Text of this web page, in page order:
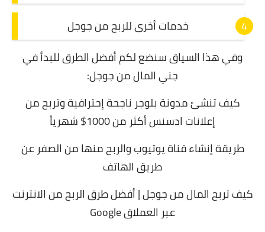
خدمات أخرى للربح من جوجل
وفي هذا السياق سنضع لكم أفضل الطرق للبدأ في
جني المال من جوجل:
كيف تنشئ مدونة بلوجر ناجحة إحترافية وتربح من
إعلانات ادسنس أكثر من 1000$ شهرياً
طريقة إنشاء قناة يوتيوب والربح منها من الصفر عن
طريق الهاتف
كيف تربح المال من جوجل | أفضل طرق الربح من الانترنت
عبر العملاق Google